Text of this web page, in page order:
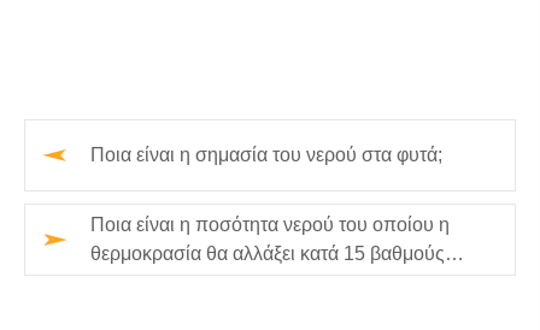
Ποια είναι η σημασία του νερού στα φυτά;
Ποια είναι η ποσότητα νερού του οποίου η
θερμοκρασία θα αλλάξει κατά 15 βαθμούς
Κελσίου όταν απορροφά την ενέρ…